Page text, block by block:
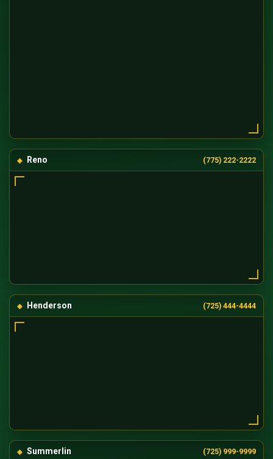
Reno (775) 222-2222
Henderson (725) 444-4444
Summerlin (725) 999-9999